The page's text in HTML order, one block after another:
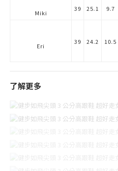
Miki
39 25.1 9.7
Eri
39 24.2 10.5
了解更多